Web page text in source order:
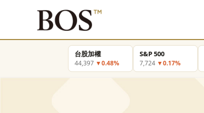
台股加權
44,397 ▼0.48%
S&P 500
7,724 ▼0.17%